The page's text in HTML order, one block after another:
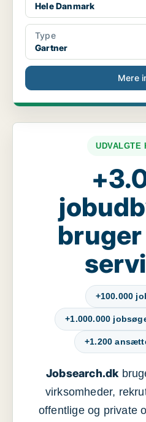
Hele Danmark
Type
Gartner
Mere
UDVALGTE
+100.000
+1.000.000
+1.200
Jobsearch.dk
virksomheder,
offentlige og private